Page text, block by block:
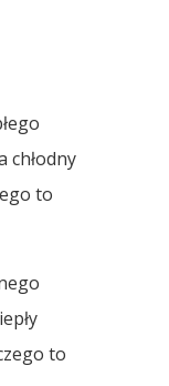
chłodny
to
to